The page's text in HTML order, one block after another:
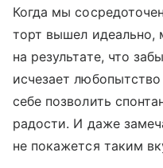
Когда мы
торт вышел идеально,
на результате, что
исчезает
себе позволить
радости. И даже
не покажется таким